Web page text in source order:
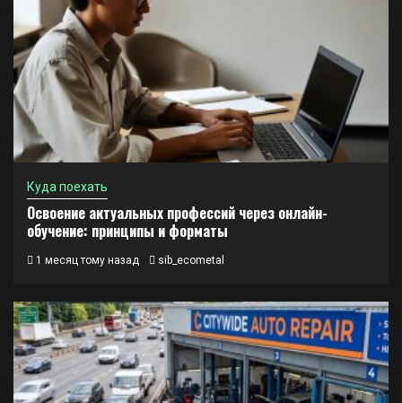
Куда поехать
Освоение актуальных профессий через онлайн-
обучение: принципы и форматы
1 месяц тому назад sib_ecometal